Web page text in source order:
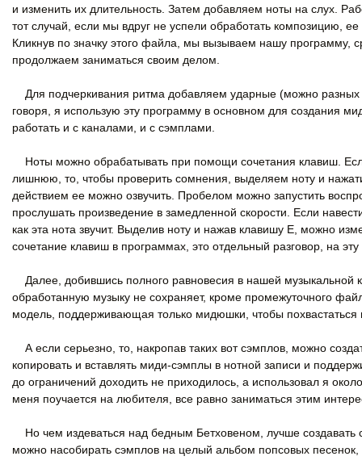
и изменить их длительность. Затем добавляем ноты на слух.
тот случай, если мы вдруг не успели обработать композицию,
Кликнув по значку этого файла, мы вызываем нашу программу,
продолжаем заниматься своим делом.
Для подчеркивания ритма добавляем ударные (можно разных
говоря, я использую эту программу в основном для создания
работать и с каналами, и с сэмплами.
Ноты можно обрабатывать при помощи сочетания клавиш.
лишнюю, то, чтобы проверить сомнения, выделяем ноту и
действием ее можно озвучить. Пробелом можно запустить
прослушать произведение в замедленной скорости. Если
как эта нота звучит. Выделив ноту и нажав клавишу E, можно
сочетание клавиш в программах, это отдельный разговор, на
Далее, добившись полного равновесия в нашей
обработанную музыку не сохраняет, кроме промежуточного
модель, поддерживающая только мидюшки, чтобы
А если серьезно, то, накропав таких вот сэмплов, можно
копировать и вставлять миди-сэмплы в нотной записи и
до ограничений доходить не приходилось, а использовал я
меня поучается на любителя, все равно заниматься этим
Но чем издеваться над бедным Бетховеном, лучше создавать
можно насобирать сэмплов на целый альбом попсовых песенок,